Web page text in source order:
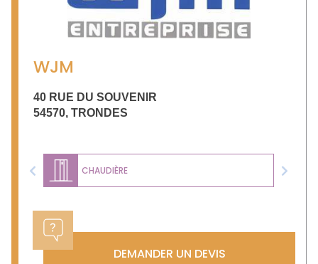
WJM
40 RUE DU SOUVENIR
54570, TRONDES
CHAUDIÈRE
Previous Next
DEMANDER UN DEVIS